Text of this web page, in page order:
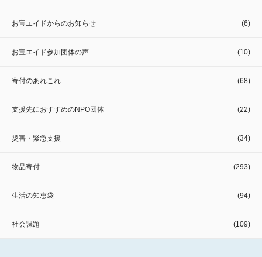
お宝エイドからのお知らせ (6)
お宝エイド参加団体の声 (10)
寄付のあれこれ (68)
支援先におすすめのNPO団体 (22)
災害・緊急支援 (34)
物品寄付 (293)
生活の知恵袋 (94)
社会課題 (109)